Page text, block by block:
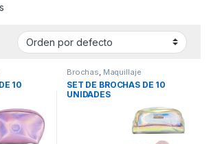
10
Brochas, Maquillaje
SET DE BROCHAS DE 10
UNIDADES